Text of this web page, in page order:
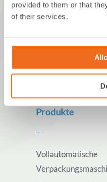
provided to them or that
of their services.
+49 821
info@mbm-
Produkte
Vollautomatische